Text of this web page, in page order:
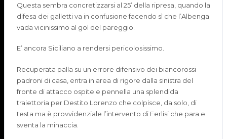
Questa sembra concretizzarsi al 25’ della ripresa, quando la
difesa dei galletti va in confusione facendo sì che l’Albenga
vada vicinissimo al gol del pareggio.
E’ ancora Siciliano a rendersi pericolosissimo.
Recuperata palla su un errore difensivo dei biancorossi
padroni di casa, entra in area di rigore dalla sinistra del
fronte di attacco ospite e pennella una splendida
traiettoria per Destito Lorenzo che colpisce, da solo, di
testa ma è provvidenziale l’intervento di Ferlisi che para e
sventa la minaccia.